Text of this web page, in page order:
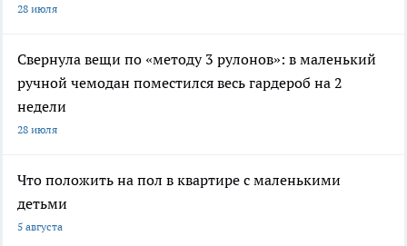
28 июля
Свернула вещи по «методу 3 рулонов»: в маленький
ручной чемодан поместился весь гардероб на 2
недели
28 июля
Что положить на пол в квартире с маленькими
детьми
5 августа